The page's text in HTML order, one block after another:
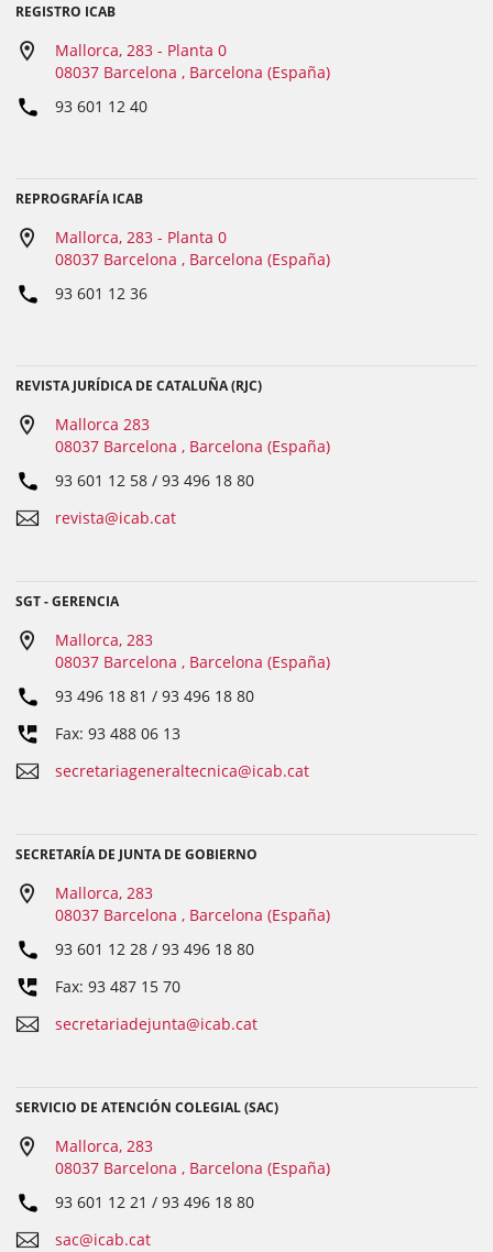
REGISTRO ICAB
Mallorca, 283 - Planta 0
08037 Barcelona , Barcelona (España)
93 601 12 40
REPROGRAFÍA ICAB
Mallorca, 283 - Planta 0
08037 Barcelona , Barcelona (España)
93 601 12 36
REVISTA JURÍDICA DE CATALUÑA (RJC)
Mallorca 283
08037 Barcelona , Barcelona (España)
93 601 12 58 / 93 496 18 80
revista@icab.cat
SGT - GERENCIA
Mallorca, 283
08037 Barcelona , Barcelona (España)
93 496 18 81 / 93 496 18 80
Fax: 93 488 06 13
secretariageneraltecnica@icab.cat
SECRETARÍA DE JUNTA DE GOBIERNO
Mallorca, 283
08037 Barcelona , Barcelona (España)
93 601 12 28 / 93 496 18 80
Fax: 93 487 15 70
secretariadejunta@icab.cat
SERVICIO DE ATENCIÓN COLEGIAL (SAC)
Mallorca, 283
08037 Barcelona , Barcelona (España)
93 601 12 21 / 93 496 18 80
sac@icab.cat